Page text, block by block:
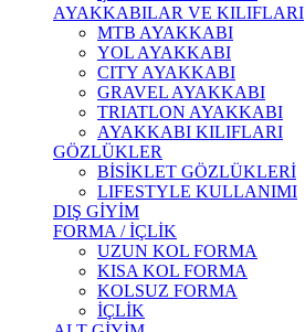
AYAKKABILAR VE KILIFLARI
MTB AYAKKABI
YOL AYAKKABI
CITY AYAKKABI
GRAVEL AYAKKABI
TRIATLON AYAKKABI
AYAKKABI KILIFLARI
GÖZLÜKLER
BİSİKLET GÖZLÜKLERİ
LIFESTYLE KULLANIMI
DIŞ GİYİM
FORMA / İÇLİK
UZUN KOL FORMA
KISA KOL FORMA
KOLSUZ FORMA
İÇLİK